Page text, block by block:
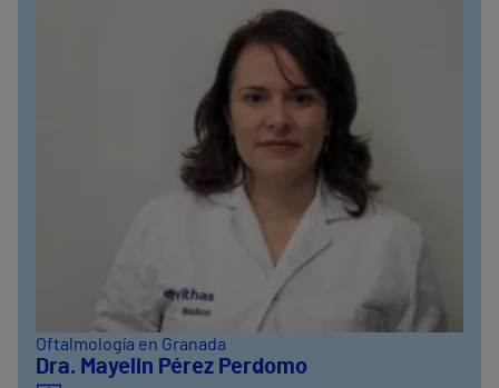
Oftalmología en Granada
Dra. Mayelin Pérez Perdomo